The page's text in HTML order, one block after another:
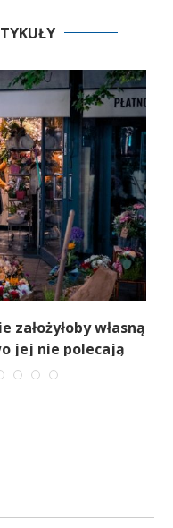
własną
jej nie polecają